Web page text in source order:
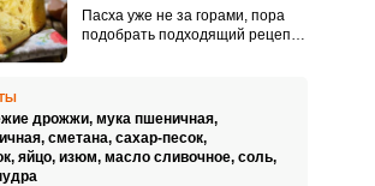
Пасха уже не за горами, пора
подобрать подходящий рецепт
пасхальных куличей на кефире.
дрожжи, мука пшеничная,
сметана, сахар-песок,
яйцо, изюм, масло сливочное, соль,